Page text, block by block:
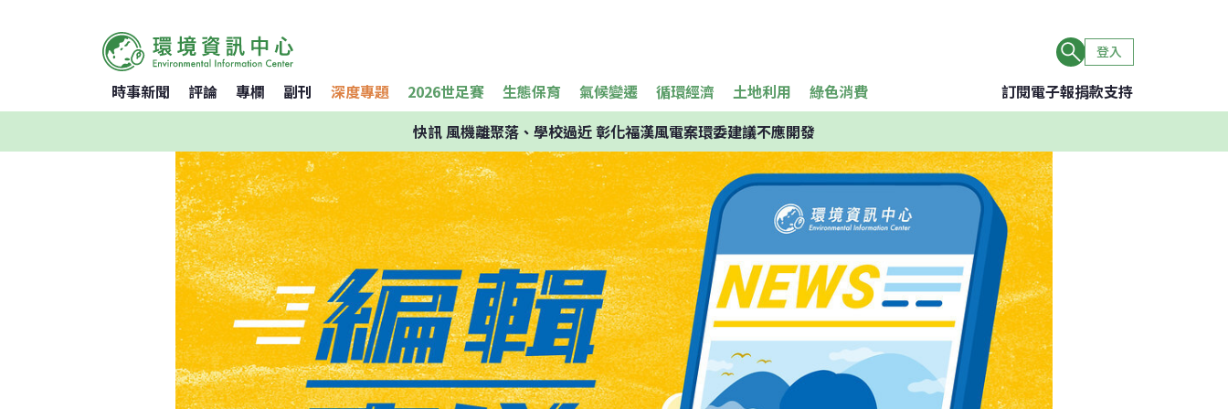
登入
時事新聞 評論 專欄 副刊 深度專題 2026世足賽 生態保育 氣候變遷 循環經濟 土地利用 綠色消費 訂閱電子報捐款支持
快訊風機離聚落、學校過近 彰化福漢風電案環委建議不應開發